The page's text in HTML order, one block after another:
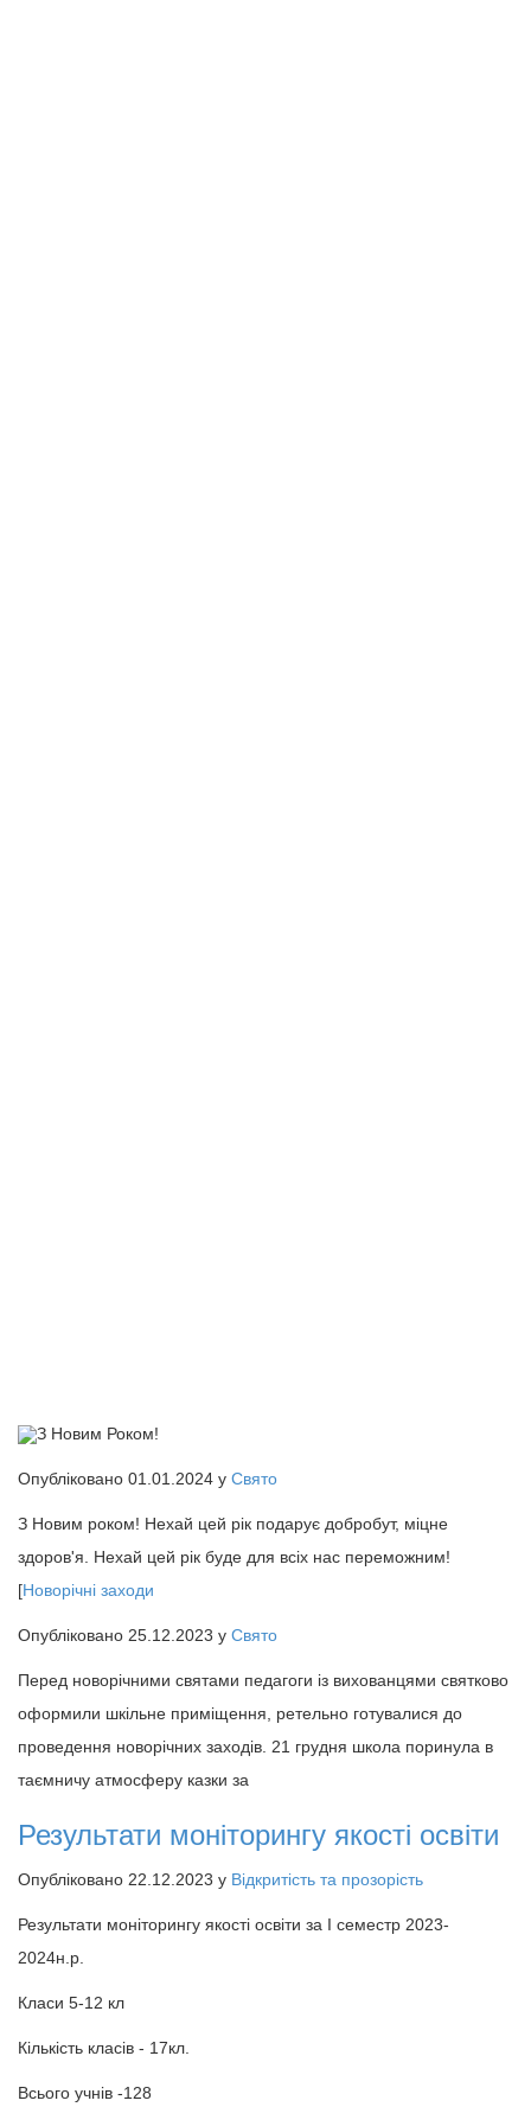
З Новим Роком!
Опубліковано 01.01.2024 у Свято
З Новим роком! Нехай цей рік подарує добробут, міцне
здоров'я. Нехай цей рік буде для всіх нас переможним!
[Новорічні заходи
Опубліковано 25.12.2023 у Свято
Перед новорічними святами педагоги із вихованцями святково
оформили шкільне приміщення, ретельно готувалися до
проведення новорічних заходів. 21 грудня школа поринула в
таємничу атмосферу казки за
Результати моніторингу якості освіти
Опубліковано 22.12.2023 у Відкритість та прозорість
Результати моніторингу якості освіти за І семестр 2023-
2024н.р.
Класи 5-12 кл
Кількість класів - 17кл.
Всього учнів -128